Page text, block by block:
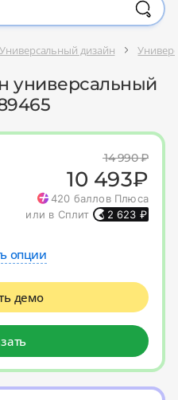
Универсальный дизайн
универсальный
14 990₽
10 493₽
420 баллов Плюса
или в Сплит
2 623 ₽
опции
демо